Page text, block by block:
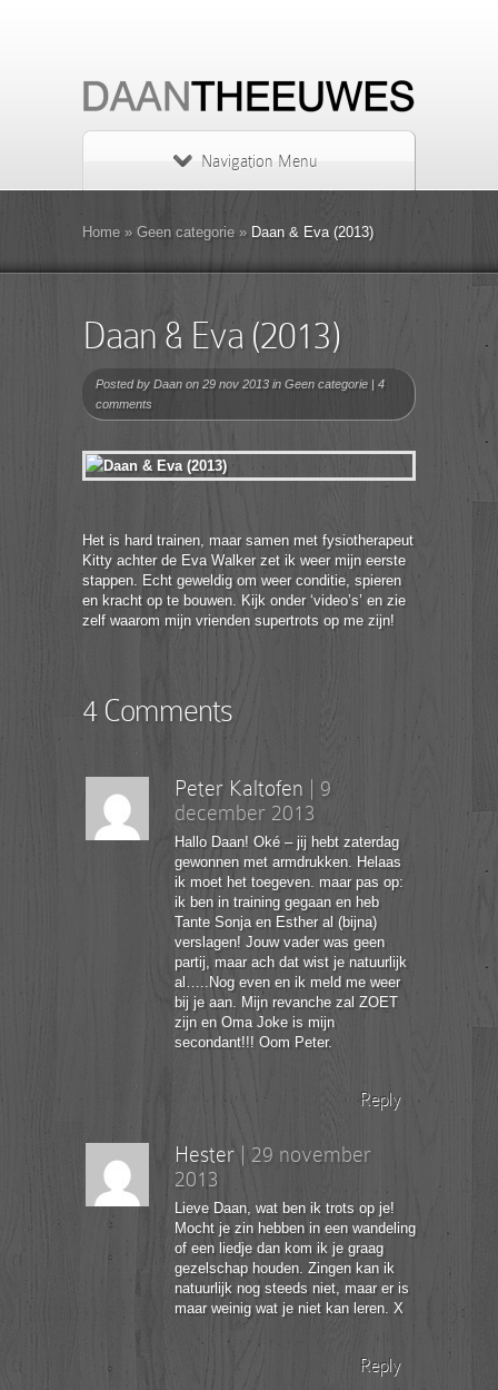
Navigation Menu
Home » Geen categorie » Daan & Eva (2013)
Daan & Eva (2013)
Posted by Daan on 29 nov 2013 in Geen categorie | 4
comments
Het is hard trainen, maar samen met fysiotherapeut
Kitty achter de Eva Walker zet ik weer mijn eerste
stappen. Echt geweldig om weer conditie, spieren
en kracht op te bouwen. Kijk onder ‘video’s’ en zie
zelf waarom mijn vrienden supertrots op me zijn!
4 Comments
Peter Kaltofen
9
december 2013
Hallo Daan! Oké – jij hebt zaterdag
gewonnen met armdrukken. Helaas
ik moet het toegeven. maar pas op:
ik ben in training gegaan en heb
Tante Sonja en Esther al (bijna)
verslagen! Jouw vader was geen
partij, maar ach dat wist je natuurlijk
al…..Nog even en ik meld me weer
bij je aan. Mijn revanche zal ZOET
zijn en Oma Joke is mijn
secondant!!! Oom Peter.
Reply
Hester
29 november
2013
Lieve Daan, wat ben ik trots op je!
Mocht je zin hebben in een wandeling
of een liedje dan kom ik je graag
gezelschap houden. Zingen kan ik
natuurlijk nog steeds niet, maar er is
maar weinig wat je niet kan leren. X
Reply